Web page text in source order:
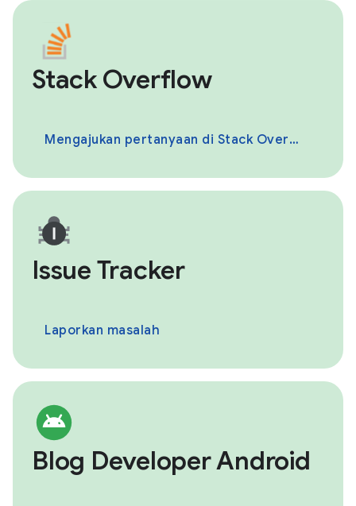
Stack Overflow
Mengajukan pertanyaan di Stack Overflow
Issue Tracker
Laporkan masalah
Blog Developer Android